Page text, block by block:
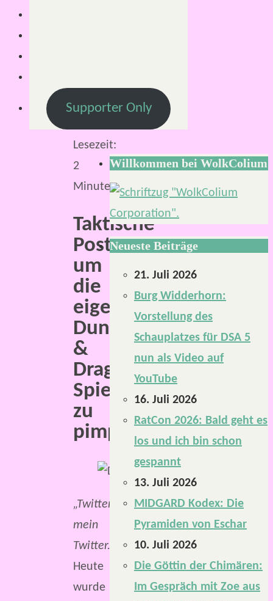
Februar
Lesezeit:
2
Minuten
Taktische
Posterkarten,
um
die
eigene
Dungeons
&
Dragons
Spielrunde
zu
pimpen.
„Twitter,
mein
Twitter.“
Heute
wurde
Supporter Only
Willkommen bei WolkColium
Neueste Beiträge
21. Juli 2026
Burg Widderhorn:
Vorstellung des
Schauplatzes für DSA 5
nun als Video auf
YouTube
16. Juli 2026
RatCon 2026: Bald geht es
los und ich bin schon
gespannt
13. Juli 2026
MIDGARD Kodex: Die
Pyramiden von Eschar
10. Juli 2026
Die Göttin der Chimären:
Im Gespräch mit Zoe aus